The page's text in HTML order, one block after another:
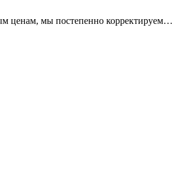
ценам, мы постепенно корректируем…